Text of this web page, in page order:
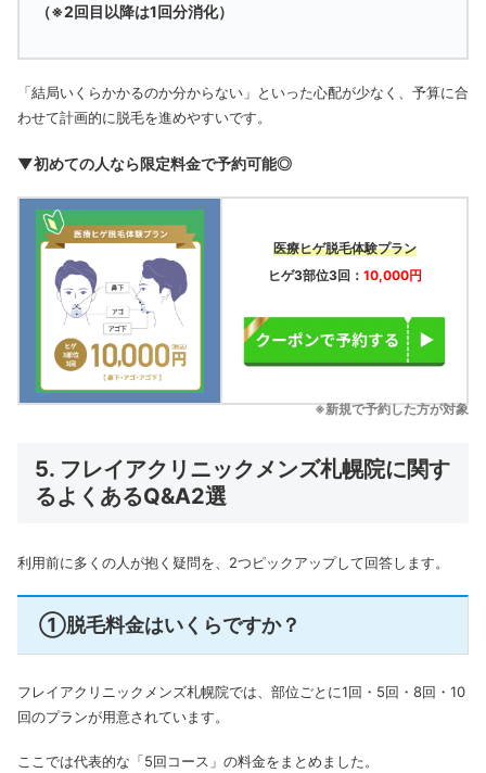
（※2回目以降は1回分消化）
「結局いくらかかるのか分からない」といった心配が少なく、予算に合
わせて計画的に脱毛を進めやすいです。
▼初めての人なら限定料金で予約可能◎
医療ヒゲ脱毛体験プラン
ヒゲ3部位3回： 10,000円
※新規で予約した方が対象
5. フレイアクリニックメンズ札幌院に関す
るよくあるQ&A2選
利用前に多くの人が抱く疑問を、2つピックアップして回答します。
①脱毛料金はいくらですか？
フレイアクリニックメンズ札幌院では、部位ごとに1回・5回・8回・10
回のプランが用意されています。
ここでは代表的な「5回コース」の料金をまとめました。